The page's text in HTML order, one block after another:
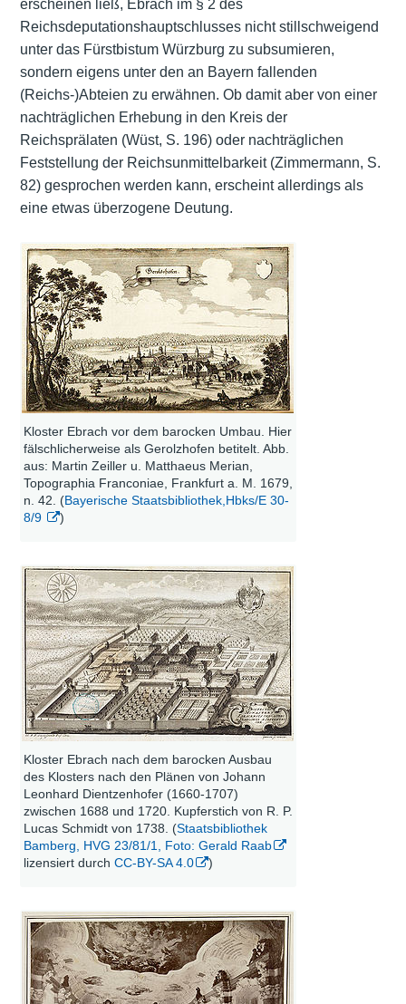
erscheinen ließ, Ebrach im § 2 des
Reichsdeputationshauptschlusses nicht stillschweigend
unter das Fürstbistum Würzburg zu subsumieren,
sondern eigens unter den an Bayern fallenden
(Reichs-)Abteien zu erwähnen. Ob damit aber von einer
nachträglichen Erhebung in den Kreis der
Reichsprälaten (Wüst, S. 196) oder nachträglichen
Feststellung der Reichsunmittelbarkeit (Zimmermann, S.
82) gesprochen werden kann, erscheint allerdings als
eine etwas überzogene Deutung.
Kloster Ebrach vor dem barocken Umbau. Hier
fälschlicherweise als Gerolzhofen betitelt. Abb.
aus: Martin Zeiller u. Matthaeus Merian,
Topographia Franconiae, Frankfurt a. M. 1679,
n. 42. (Bayerische Staatsbibliothek,Hbks/E 30-
8/9
)
Kloster Ebrach nach dem barocken Ausbau
des Klosters nach den Plänen von Johann
Leonhard Dientzenhofer (1660-1707)
zwischen 1688 und 1720. Kupferstich von R. P.
Lucas Schmidt von 1738. (Staatsbibliothek
Bamberg, HVG 23/81/1, Foto: Gerald Raab
lizensiert durch CC-BY-SA 4.0 )